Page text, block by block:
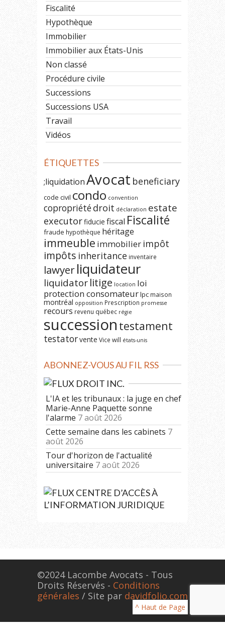
Fiscalité
Hypothèque
Immobilier
Immobilier aux États-Unis
Non classé
Procédure civile
Successions
Successions USA
Travail
Vidéos
ÉTIQUETTES
;liquidationAvocat beneficiary
code civil condo convention
copropriétédroit déclaration estate
executorfiducie fiscal Fiscalité
fraude hypothèque héritage
immeuble immobilier impôt
impôts inheritance inventaire
lawyerliquidateur
liquidatorlitige location loi
protection consomateurlpc maison
montréal opposition Prescription promesse
recours revenu québec régie
succession testament
testatorvente Vice will états-unis
ABONNEZ-VOUS AU FIL RSS
DROIT INC.
L'IA et les tribunaux : la juge en chef
Marie-Anne Paquette sonne
l'alarme 7 août 2026
Cette semaine dans les cabinets 7
août 2026
Tour d'horizon de l'actualité
universitaire 7 août 2026
CENTRE D’ACCÈS À
L’INFORMATION JURIDIQUE
©2024 Lacombe Avocats - Tous
Droits Réservés - Conditions
générales / Site par davidfolio.com
^ Haut de Page